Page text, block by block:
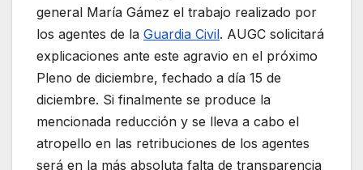
general María Gámez el trabajo realizado por
los agentes de la Guardia Civil. AUGC solicitará
explicaciones ante este agravio en el próximo
Pleno de diciembre, fechado a día 15 de
diciembre. Si finalmente se produce la
mencionada reducción y se lleva a cabo el
atropello en las retribuciones de los agentes
será en la más absoluta falta de transparencia